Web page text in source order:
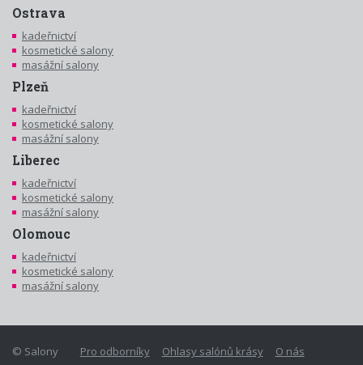
Ostrava
kadeřnictví
kosmetické salony
masážní salony
Plzeň
kadeřnictví
kosmetické salony
masážní salony
Liberec
kadeřnictví
kosmetické salony
masážní salony
Olomouc
kadeřnictví
kosmetické salony
masážní salony
Pro odborníky Ohlasy salónů krásy O nás
© Salony